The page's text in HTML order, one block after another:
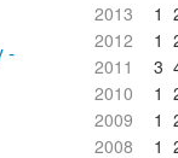
-
2013
1
2012
1
2011
3
2010
1
2009
1
2008
1